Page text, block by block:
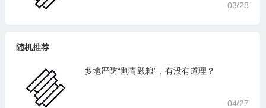
03/28
随机推荐
多地严防“割青毁粮”，有没有道理？
04/27